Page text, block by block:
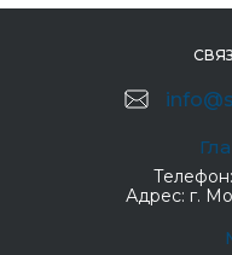
Телефон:
Адрес: г.